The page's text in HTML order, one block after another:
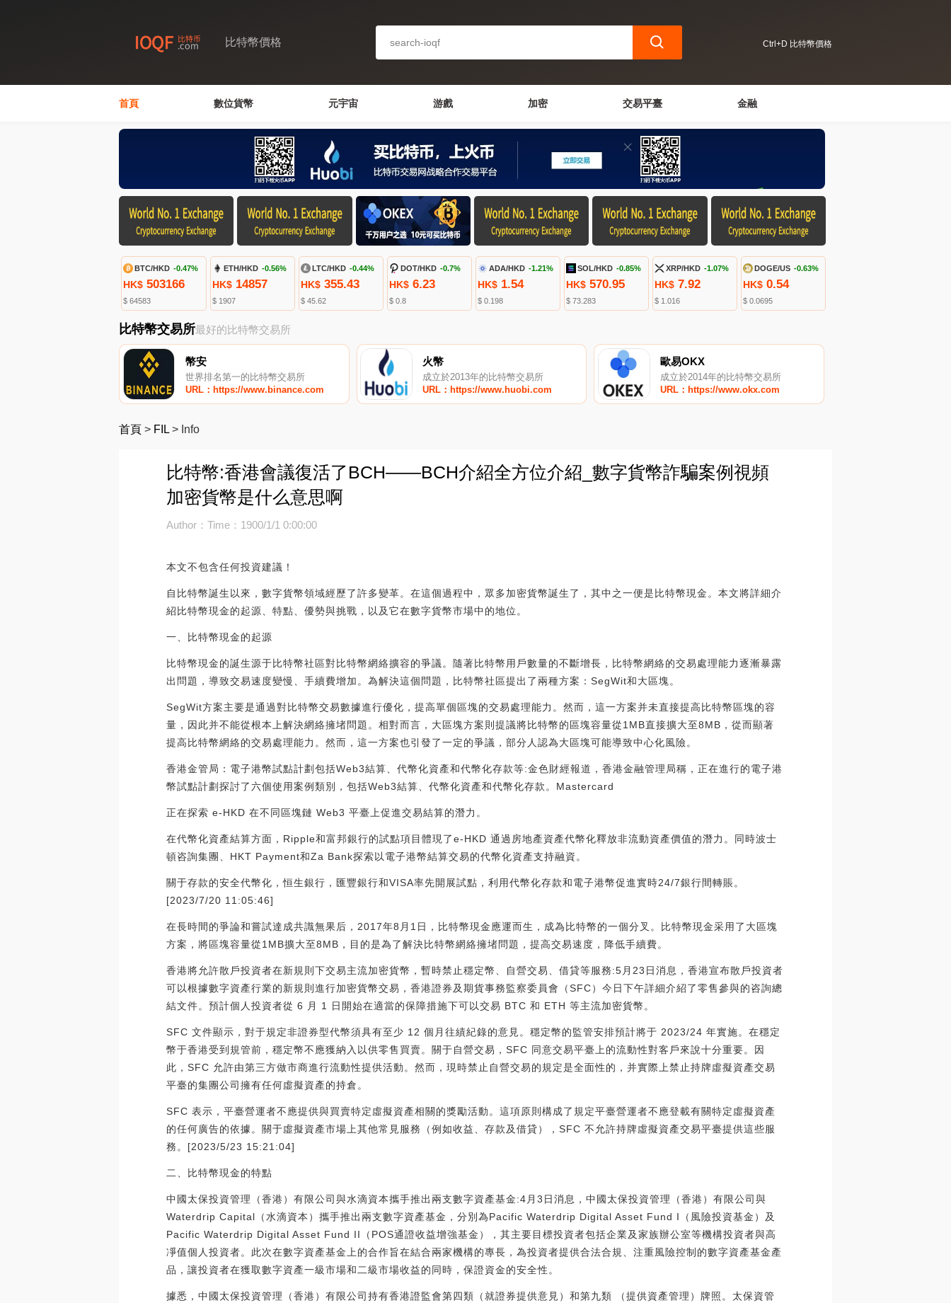
比特幣價格 Ctrl+D 比特幣價格
首頁 數位貨幣 元宇宙 游戲 加密 交易平臺 金融
BTC/HKD -0.47%
HK$ 503166
$ 64583
ETH/HKD -0.56%
HK$14857
$ 1907
LTC/HKD -0.44%
HK$355.43
$ 45.62
DOT/HKD -0.7%
HK$6.23
$ 0.8
ADA/HKD -1.21%
HK$1.54
$ 0.198
SOL/HKD -0.85%
HK$ 570.95
$ 73.283
XRP/HKD -1.07%
HK$ 7.92
$ 1.016
DOGE/US -0.63%
HK$ 0.54
$ 0.0695
比特幣交易所最好的比特幣交易所
幣安
世界排名第一的比特幣交易所
URL：https://www.binance.com
火幣
成立於2013年的比特幣交易所
URL：https://www.huobi.com
歐易OKX
成立於2014年的比特幣交易所
URL：https://www.okx.com
首頁 > FIL > Info
比特幣:香港會議復活了BCH——BCH介紹全方位介紹_數字貨幣詐騙案例視頻
加密貨幣是什么意思啊
Author：Time：1900/1/1 0:00:00
本文不包含任何投資建議！
自比特幣誕生以來，數字貨幣領域經歷了許多變革。在這個過程中，眾多加密貨幣誕生了，其中之一便是比特幣現金。本文將詳細介
紹比特幣現金的起源、特點、優勢與挑戰，以及它在數字貨幣市場中的地位。
一、比特幣現金的起源
比特幣現金的誕生源于比特幣社區對比特幣網絡擴容的爭議。隨著比特幣用戶數量的不斷增長，比特幣網絡的交易處理能力逐漸暴露
出問題，導致交易速度變慢、手續費增加。為解決這個問題，比特幣社區提出了兩種方案：SegWit和大區塊。
SegWit方案主要是通過對比特幣交易數據進行優化，提高單個區塊的交易處理能力。然而，這一方案并未直接提高比特幣區塊的容
量，因此并不能從根本上解決網絡擁堵問題。相對而言，大區塊方案則提議將比特幣的區塊容量從1MB直接擴大至8MB，從而顯著
提高比特幣網絡的交易處理能力。然而，這一方案也引發了一定的爭議，部分人認為大區塊可能導致中心化風險。
香港金管局：電子港幣試點計劃包括Web3結算、代幣化資產和代幣化存款等:金色財經報道，香港金融管理局稱，正在進行的電子港
幣試點計劃探討了六個使用案例類別，包括Web3結算、代幣化資產和代幣化存款。Mastercard
正在探索 e-HKD 在不同區塊鏈 Web3 平臺上促進交易結算的潛力。
在代幣化資產結算方面，Ripple和富邦銀行的試點項目體現了e-HKD 通過房地產資產代幣化釋放非流動資產價值的潛力。同時波士
頓咨詢集團、HKT Payment和Za Bank探索以電子港幣結算交易的代幣化資產支持融資。
關于存款的安全代幣化，恒生銀行，匯豐銀行和VISA率先開展試點，利用代幣化存款和電子港幣促進實時24/7銀行間轉賬。
[2023/7/20 11:05:46]
在長時間的爭論和嘗試達成共識無果后，2017年8月1日，比特幣現金應運而生，成為比特幣的一個分叉。比特幣現金采用了大區塊
方案，將區塊容量從1MB擴大至8MB，目的是為了解決比特幣網絡擁堵問題，提高交易速度，降低手續費。
香港將允許散戶投資者在新規則下交易主流加密貨幣，暫時禁止穩定幣、自營交易、借貸等服務:5月23日消息，香港宣布散戶投資者
可以根據數字資產行業的新規則進行加密貨幣交易，香港證券及期貨事務監察委員會（SFC）今日下午詳細介紹了零售參與的咨詢總
結文件。預計個人投資者從 6 月 1 日開始在適當的保障措施下可以交易 BTC 和 ETH 等主流加密貨幣。
SFC 文件顯示，對于規定非證券型代幣須具有至少 12 個月往績紀錄的意見。穩定幣的監管安排預計將于 2023/24 年實施。在穩定
幣于香港受到規管前，穩定幣不應獲納入以供零售買賣。關于自營交易，SFC 同意交易平臺上的流動性對客戶來說十分重要。因
此，SFC 允許由第三方做市商進行流動性提供活動。然而，現時禁止自營交易的規定是全面性的，并實際上禁止持牌虛擬資產交易
平臺的集團公司擁有任何虛擬資產的持倉。
SFC 表示，平臺營運者不應提供與買賣特定虛擬資產相關的獎勵活動。這項原則構成了規定平臺營運者不應登載有關特定虛擬資產
的任何廣告的依據。關于虛擬資產市場上其他常見服務（例如收益、存款及借貸），SFC 不允許持牌虛擬資產交易平臺提供這些服
務。[2023/5/23 15:21:04]
二、比特幣現金的特點
中國太保投資管理（香港）有限公司與水滴資本攜手推出兩支數字資產基金:4月3日消息，中國太保投資管理（香港）有限公司與
Waterdrip Capital（水滴資本）攜手推出兩支數字資產基金，分別為Pacific Waterdrip Digital Asset Fund I（風險投資基金）及
Pacific Waterdrip Digital Asset Fund II（POS通證收益增強基金），其主要目標投資者包括企業及家族辦公室等機構投資者與高
凈值個人投資者。此次在數字資產基金上的合作旨在結合兩家機構的專長，為投資者提供合法合規、注重風險控制的數字資產基金產
品，讓投資者在獲取數字資產一級市場和二級市場收益的同時，保證資金的安全性。
據悉，中國太保投資管理（香港）有限公司持有香港證監會第四類（就證券提供意見）和第九類 （提供資產管理）牌照。太保資管